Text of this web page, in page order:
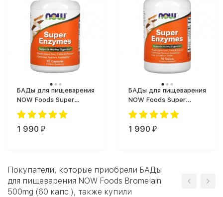
БАДы для пищеварения
NOW Foods Super
Enzymes (90 капс.)
1 990 ₽
БАДы для пищеварения
NOW Foods Super
Enzymes NOW (90 таб.)
1 990 ₽
Покупатели, которые приобрели БАДы
для пищеварения NOW Foods Bromelain
500mg (60 капс.), также купили